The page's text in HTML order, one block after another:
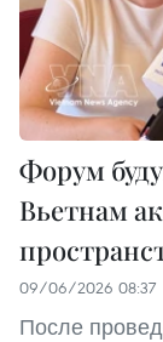
Форум
Вьетнам
09/06/2026 08:37
После